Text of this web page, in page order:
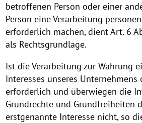
betroffenen Person oder einer
Person eine Verarbeitung
erforderlich machen, dient Art. 6
als Rechtsgrundlage.
Ist die Verarbeitung zur Wahrung
Interesses unseres
erforderlich und überwiegen die
Grundrechte und Grundfreiheiten
erstgenannte Interesse nicht, so